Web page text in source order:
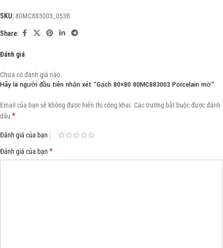
SKU: 80MC883003_053B
Share:
Đánh giá
Chưa có đánh giá nào.
Hãy là người đầu tiên nhận xét “Gạch 80×80 80MC883003 Porcelain mờ”
Email của bạn sẽ không được hiển thị công khai. Các trường bắt buộc được đánh
dấu *
Đánh giá của bạn
Đánh giá của bạn *